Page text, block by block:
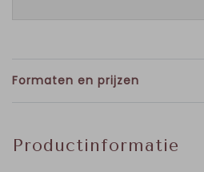
Formaten en prijzen
Productinformatie